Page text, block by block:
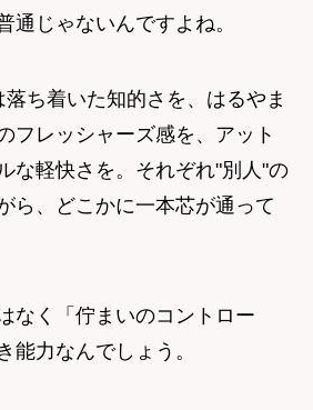
通じゃないんですよね。
ち着いた知的さを、はるやま
フレッシャーズ感を、アット
な軽快さを。それぞれ"別人"の
ら、どこかに一本芯が通って
なく「佇まいのコントロー
能力なんでしょう。